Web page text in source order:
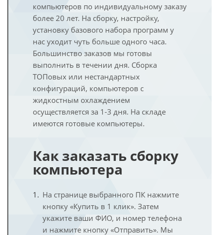
компьютеров по индивидуальному заказу
более 20 лет. На сборку, настройку,
установку базового набора программ у
нас уходит чуть больше одного часа.
Большинство заказов мы готовы
выполнить в течении дня. Сборка
ТОПовых или нестандартных
конфигураций, компьютеров с
жидкостным охлаждением
осуществляется за 1-3 дня. На складе
имеются готовые компьютеры.
Как заказать сборку
компьютера
На странице выбранного ПК нажмите
кнопку «Купить в 1 клик». Затем
укажите ваши ФИО, и номер телефона
и нажмите кнопку «Отправить». Мы